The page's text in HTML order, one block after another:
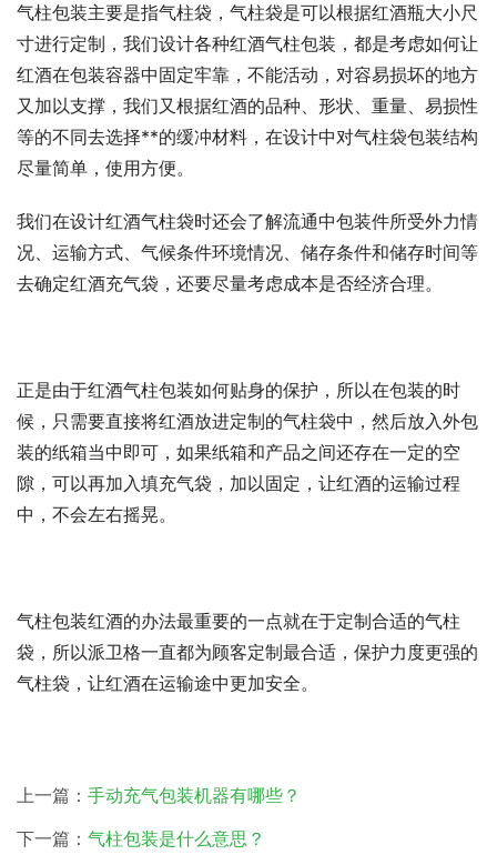
气柱包装主要是指气柱袋，气柱袋是可以根据红酒瓶大小尺
寸进行定制，我们设计各种红酒气柱包装，都是考虑如何让
红酒在包装容器中固定牢靠，不能活动，对容易损坏的地方
又加以支撑，我们又根据红酒的品种、形状、重量、易损性
等的不同去选择**的缓冲材料，在设计中对气柱袋包装结构
尽量简单，使用方便。
我们在设计红酒气柱袋时还会了解流通中包装件所受外力情
况、运输方式、气候条件环境情况、储存条件和储存时间等
去确定红酒充气袋，还要尽量考虑成本是否经济合理。
正是由于红酒气柱包装如何贴身的保护，所以在包装的时
候，只需要直接将红酒放进定制的气柱袋中，然后放入外包
装的纸箱当中即可，如果纸箱和产品之间还存在一定的空
隙，可以再加入填充气袋，加以固定，让红酒的运输过程
中，不会左右摇晃。
气柱包装红酒的办法最重要的一点就在于定制合适的气柱
袋，所以派卫格一直都为顾客定制最合适，保护力度更强的
气柱袋，让红酒在运输途中更加安全。
上一篇： 手动充气包装机器有哪些？
下一篇： 气柱包装是什么意思？